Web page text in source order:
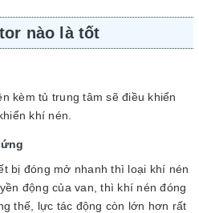
nào là tốt
kèm tủ trung tâm sẽ điều khiển
khí nén.
bị đóng mở nhanh thì loại khí nén
động của van, thì khí nén đóng
thế, lực tác động còn lớn hơn rất